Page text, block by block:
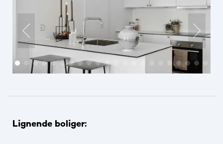
Lignende boliger: